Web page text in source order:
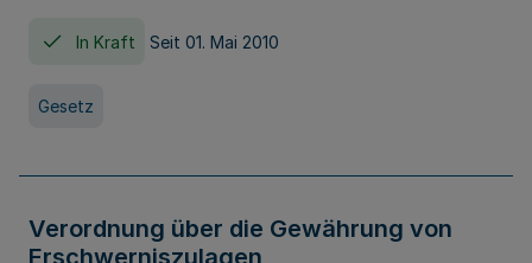
In Kraft Seit 01. Mai 2010
Gesetz
Verordnung über die Gewährung von
Erschwerniszulagen